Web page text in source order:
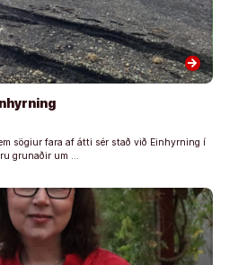
arrow_forward
sögiur fara af átti sér stað við Einhyrning í
grunaðir um …